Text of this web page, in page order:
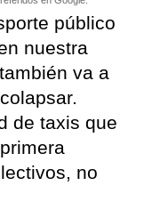
público
nuestra
va a
de taxis que
no